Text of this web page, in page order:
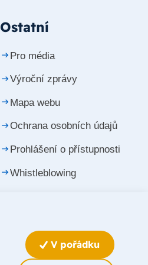
Ostatní
Pro média
Výroční zprávy
Mapa webu
Ochrana osobních údajů
Prohlášení o přístupnosti
Whistleblowing
V pořádku